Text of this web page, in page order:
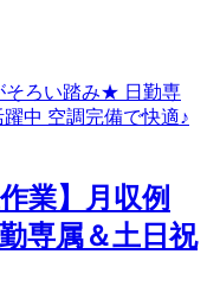
業】月収例
専属＆土日祝